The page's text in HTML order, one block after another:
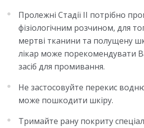
Пролежні Стадії II потрібно
фізіологічним розчином, для
мертві тканини та полущену
лікар може порекомендувати
засіб для промивання.
Не застосовуйте перекис
може пошкодити шкіру.
Тримайте рану покриту